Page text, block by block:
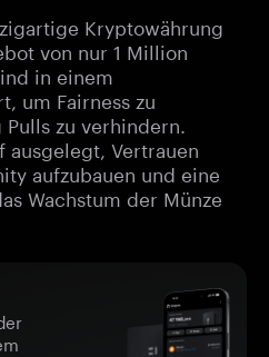
Kryptowährung
von nur 1 Million
in einem
um Fairness zu
zu verhindern.
ausgelegt, Vertrauen
aufzubauen und eine
Wachstum der Münze